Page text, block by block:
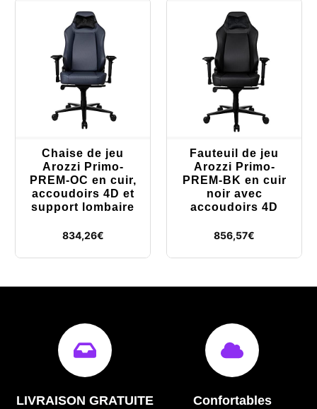
Chaise de jeu
Arozzi Primo-
PREM-OC en cuir,
accoudoirs 4D et
support lombaire
834,26€
Fauteuil de jeu
Arozzi Primo-
PREM-BK en cuir
noir avec
accoudoirs 4D
856,57€
LIVRAISON GRATUITE Confortables